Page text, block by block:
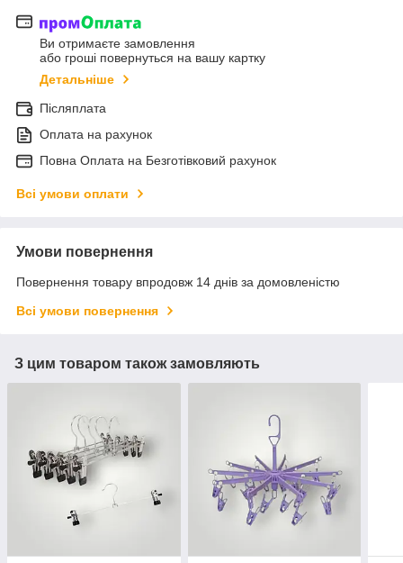
Ви отримаєте замовлення
або гроші повернуться на вашу картку
Детальніше
Післяплата
Оплата на рахунок
Повна Оплата на Безготівковий рахунок
Всі умови оплати
Умови повернення
Повернення товару впродовж 14 днів за домовленістю
Всі умови повернення
З цим товаром також замовляють